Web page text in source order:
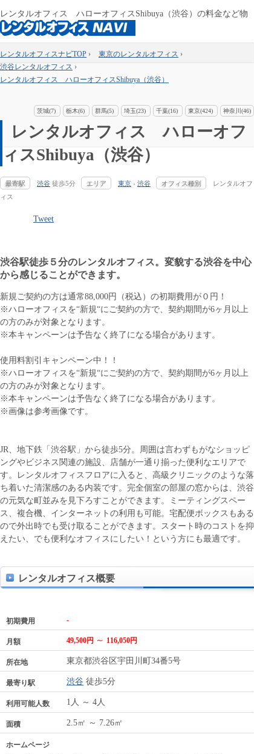
レンタルオフィス ハローオフィスShibuya（渋谷）の料金など物
件情報
レンタルオフィスナビTOP › 東京のレンタルオフィス ›
渋谷レンタルオフィス ›
レンタルオフィス ハローオフィスShibuya（渋谷）
茨城(7) 栃木(6) 群馬(5) 埼玉(23) 千葉(16) 東京(424) 神奈川(46)
レンタルオフィス ハローオフ
ィスShibuya（渋谷）
最寄駅 渋谷 徒歩5分 エリア 東京 › 渋谷 オフィス種別
レンタルオフ
ィス
Tweet
渋谷駅徒歩５分のレンタルオフィス。変貌する渋谷を中心
から感じることができます。
新規ご契約の方は通常88,000円（税込）の初期費用が０円！
※ハローオフィスを“新規“にご契約の方で、契約期間が6ヶ月以上
の方のみが対象となります。
※本キャンペーンは予告なく終了になる場合があります。
使用料割引キャンペーン中！！
※ハローオフィスを“新規“にご契約の方で、契約期間が6ヶ月以上
の方のみが対象となります。
※本キャンペーンは予告なく終了になる場合があります。
※画像は参考画像です。
JR、地下鉄「渋谷駅」から徒歩5分。周囲は言わずもがなショッピ
ングやビジネス関連の施設、店舗が一通り揃った便利なエリアで
す。レンタルオフィスフロアに入ると、高級クリニックのような落
ち着いた清潔感のある内装です。完全個室の部屋の窓からは、渋谷
の元気な町並みを見下ろすことができます。ミーティングスペー
ス、複合機、インターネットの利用も可能。宅配便ボックスもある
ので外出時でも受け取ることができます。スタート時のコストを抑
えたい、でも便利なオフィスにしたい！という方にも最適です。
レンタルオフィス概要
初期費用 -
月額 49,500円 ～ 116,050円
所在地 東京都渋谷区宇田川町34番5号
最寄り駅 渋谷 徒歩5分
利用可能人数 1人 ～ 4人
面積 2.5㎡ ～ 7.26㎡
ホームページ